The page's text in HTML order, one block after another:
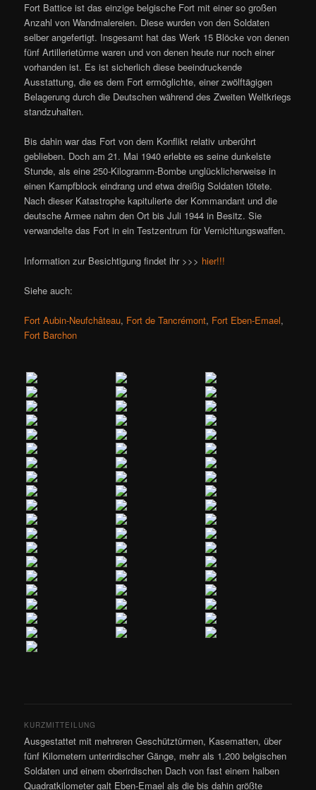
Fort Battice ist das einzige belgische Fort mit einer so großen
Anzahl von Wandmalereien. Diese wurden von den Soldaten
selber angefertigt. Insgesamt hat das Werk 15 Blöcke von denen
fünf Artillerietürme waren und von denen heute nur noch einer
vorhanden ist. Es ist sicherlich diese beeindruckende
Ausstattung, die es dem Fort ermöglichte, einer zwölftägigen
Belagerung durch die Deutschen während des Zweiten Weltkriegs
standzuhalten.
Bis dahin war das Fort von dem Konflikt relativ unberührt
geblieben. Doch am 21. Mai 1940 erlebte es seine dunkelste
Stunde, als eine 250-Kilogramm-Bombe unglücklicherweise in
einen Kampfblock eindrang und etwa dreißig Soldaten tötete.
Nach dieser Katastrophe kapitulierte der Kommandant und die
deutsche Armee nahm den Ort bis Juli 1944 in Besitz. Sie
verwandelte das Fort in ein Testzentrum für Vernichtungswaffen.
Information zur Besichtigung findet ihr >>> hier!!!
Siehe auch:
Fort Aubin-Neufchâteau, Fort de Tancrémont, Fort Eben-Emael,
Fort Barchon
KURZMITTEILUNG
Ausgestattet mit mehreren Geschütztürmen, Kasematten, über
fünf Kilometern unterirdischer Gänge, mehr als 1.200 belgischen
Soldaten und einem oberirdischen Dach von fast einem halben
Quadratkilometer galt Eben-Emael als die bis dahin größte